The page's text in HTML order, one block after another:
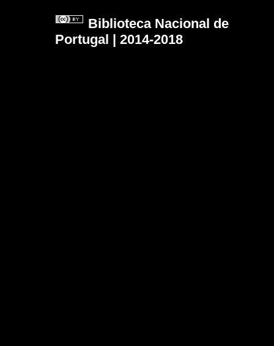
Biblioteca Nacional de
Portugal | 2014-2018